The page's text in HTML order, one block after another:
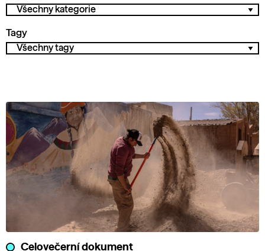
Tagy
Celovečerní dokument